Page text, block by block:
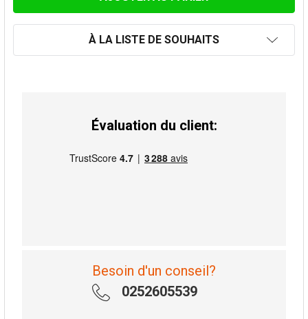
À LA LISTE DE SOUHAITS
Évaluation du client:
Besoin d'un conseil?
0252605539